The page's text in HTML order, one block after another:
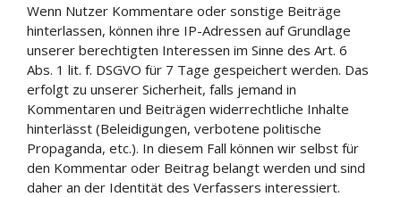
Wenn Nutzer Kommentare oder sonstige Beiträge
hinterlassen, können ihre IP-Adressen auf Grundlage
unserer berechtigten Interessen im Sinne des Art. 6
Abs. 1 lit. f. DSGVO für 7 Tage gespeichert werden. Das
erfolgt zu unserer Sicherheit, falls jemand in
Kommentaren und Beiträgen widerrechtliche Inhalte
hinterlässt (Beleidigungen, verbotene politische
Propaganda, etc.). In diesem Fall können wir selbst für
den Kommentar oder Beitrag belangt werden und sind
daher an der Identität des Verfassers interessiert.